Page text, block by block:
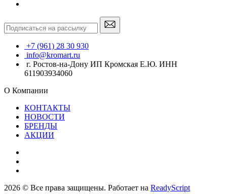
+7 (961) 28 30 930
info@kromart.ru
г. Ростов-на-Дону ИП Кромская Е.Ю. ИНН
611903934060
О Компании
КОНТАКТЫ
НОВОСТИ
БРЕНДЫ
АКЦИИ
2026 © Все права защищены. Работает на ReadyScript